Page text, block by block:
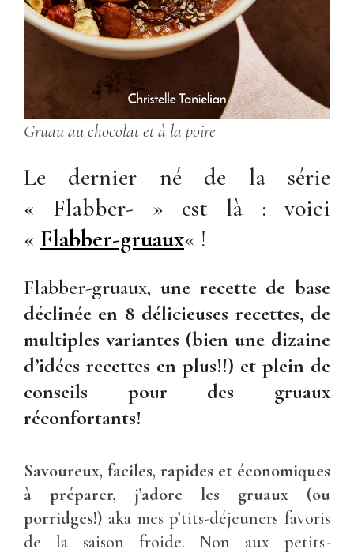
Gruau au chocolat et à la poire
Le dernier né de la série
« Flabber- » est là : voici
« Flabber-gruaux« !
Flabber-gruaux, une recette de base
déclinée en 8 délicieuses recettes, de
multiples variantes (bien une dizaine
d’idées recettes en plus!!) et plein de
conseils pour des gruaux
réconfortants!
Savoureux, faciles, rapides et économiques
à préparer, j’adore les gruaux (ou
porridges!) aka mes p’tits-déjeuners favoris
de la saison froide. Non aux petits-